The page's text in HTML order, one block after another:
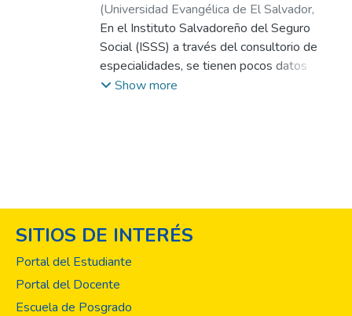
(Universidad Evangélica de El Salvador,
2013)López Estrada, Elliana Regina
En el Instituto Salvadoreño del Seguro
Social (ISSS) a través del consultorio de
especialidades, se tienen pocos datos
sobre la población con acromegalia, por lo
crecimiento acral y facial, cefalea, trastornos
visuales y artralgias; con inicio más
de la vida. El tiempo promedio de evolución
de la enfermedad al diagnóstico fue de 3.8
Show more
SITIOS DE INTERÉS
Portal del Estudiante
Portal del Docente
Escuela de Posgrado